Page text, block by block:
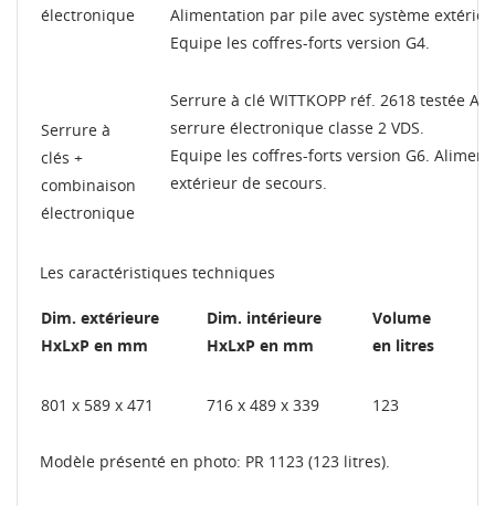
électronique
Alimentation par pile avec système
Equipe les coffres-forts version G4.
Serrure à
clés +
combinaison
électronique
Serrure à clé WITTKOPP réf. 2618 testée
serrure électronique classe 2 VDS.
Equipe les coffres-forts version G6.
extérieur de secours.
Les caractéristiques techniques
Dim. extérieure
HxLxP en mm
Dim. intérieure
HxLxP en mm
Volume
en litres
801 x 589 x 471 716 x 489 x 339 123
Modèle présenté en photo: PR 1123 (123 litres).